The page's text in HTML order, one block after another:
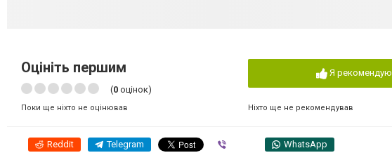
Оцініть першим
(0 оцінок)
Поки ще ніхто не оцінював
Я рекомендую
Ніхто ще не рекомендував
Reddit Telegram WhatsApp